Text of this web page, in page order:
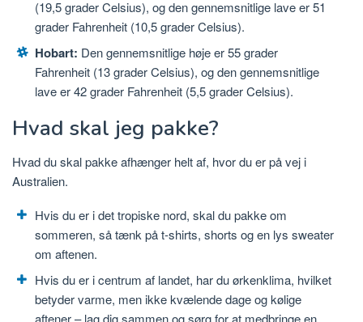
(19,5 grader Celsius), og den gennemsnitlige lave er 51
grader Fahrenheit (10,5 grader Celsius).
Hobart: Den gennemsnitlige høje er 55 grader
Fahrenheit (13 grader Celsius), og den gennemsnitlige
lave er 42 grader Fahrenheit (5,5 grader Celsius).
Hvad skal jeg pakke?
Hvad du skal pakke afhænger helt af, hvor du er på vej i
Australien.
Hvis du er i det tropiske nord, skal du pakke om
sommeren, så tænk på t-shirts, shorts og en lys sweater
om aftenen.
Hvis du er i centrum af landet, har du ørkenklima, hvilket
betyder varme, men ikke kvælende dage og kølige
aftener – lag dig sammen og sørg for at medbringe en